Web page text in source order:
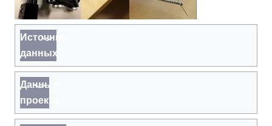
Источник
данных
Данные
проекта